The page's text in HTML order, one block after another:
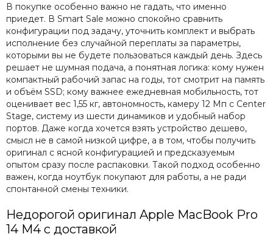
В покупке особенно важно не гадать, что именно
приедет. В Smart Sale можно спокойно сравнить
конфигурации под задачу, уточнить комплект и выбрать
исполнение без случайной переплаты за параметры,
которыми вы не будете пользоваться каждый день. Здесь
решает не шумная подача, а понятная логика: кому нужен
компактный рабочий запас на годы, тот смотрит на память
и объём SSD; кому важнее ежедневная мобильность, тот
оценивает вес 1,55 кг, автономность, камеру 12 Мп с Center
Stage, систему из шести динамиков и удобный набор
портов. Даже когда хочется взять устройство дешево,
смысл не в самой низкой цифре, а в том, чтобы получить
оригинал с ясной конфигурацией и предсказуемым
опытом сразу после распаковки. Такой подход особенно
важен, когда ноутбук покупают для работы, а не ради
спонтанной смены техники.
Недорогой оригинал Apple MacBook Pro
14 M4 с доставкой